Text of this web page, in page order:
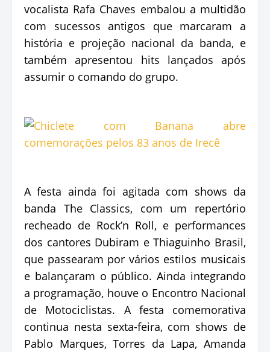
vocalista Rafa Chaves embalou a multidão
com sucessos antigos que marcaram a
história e projeção nacional da banda, e
também apresentou hits lançados após
assumir o comando do grupo.
A festa ainda foi agitada com shows da
banda The Classics, com um repertório
recheado de Rock’n Roll, e performances
dos cantores Dubiram e Thiaguinho Brasil,
que passearam por vários estilos musicais
e balançaram o público. Ainda integrando
a programação, houve o Encontro Nacional
de Motociclistas. A festa comemorativa
continua nesta sexta-feira, com shows de
Pablo Marques, Torres da Lapa, Amanda